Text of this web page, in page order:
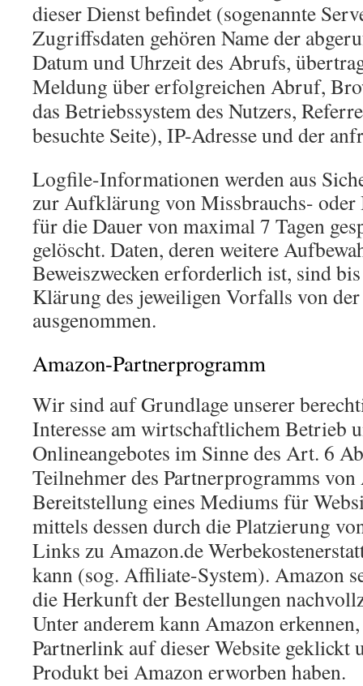
dieser Dienst befindet (sogenannte
Zugriffsdaten gehören Name der
Datum und Uhrzeit des Abrufs,
Meldung über erfolgreichen Abruf,
das Betriebssystem des Nutzers,
besuchte Seite), IP-Adresse und der
Logfile-Informationen werden aus
zur Aufklärung von Missbrauchs- oder
für die Dauer von maximal 7 Tagen
gelöscht. Daten, deren weitere
Beweiszwecken erforderlich ist, sind
Klärung des jeweiligen Vorfalls von
ausgenommen.
Amazon-Partnerprogramm
Wir sind auf Grundlage unserer
Interesse am wirtschaftlichem Betrieb
Onlineangebotes im Sinne des Art. 6
Teilnehmer des Partnerprogramms
Bereitstellung eines Mediums für
mittels dessen durch die Platzierung
Links zu Amazon.de
kann (sog. Affiliate-System). Amazon
die Herkunft der Bestellungen
Unter anderem kann Amazon
Partnerlink auf dieser Website geklickt
Produkt bei Amazon erworben haben.